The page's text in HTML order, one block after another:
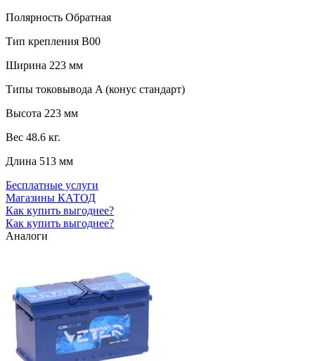
Полярность Обратная
Тип крепления B00
Ширина 223 мм
Типы токовывода A (конус стандарт)
Высота 223 мм
Вес 48.6 кг.
Длина 513 мм
Бесплатные услуги
Магазины КАТОД
Как купить выгоднее?
Как купить выгоднее?
Аналоги